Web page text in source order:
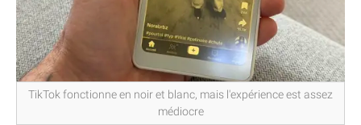
TikTok fonctionne en noir et blanc, mais l'expérience est assez
médiocre